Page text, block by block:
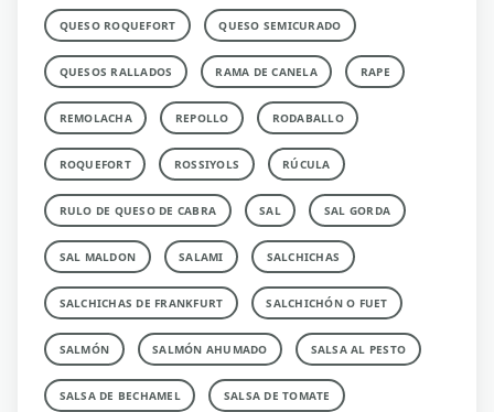
QUESO ROQUEFORT QUESO SEMICURADO
QUESOS RALLADOS RAMA DE CANELA RAPE
REMOLACHA REPOLLO RODABALLO
ROQUEFORT ROSSIYOLS RÚCULA
RULO DE QUESO DE CABRA SAL SAL GORDA
SAL MALDON SALAMI SALCHICHAS
SALCHICHAS DE FRANKFURT SALCHICHÓN O FUET
SALMÓN SALMÓN AHUMADO SALSA AL PESTO
SALSA DE BECHAMEL SALSA DE TOMATE